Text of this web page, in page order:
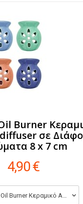
Burner
σε
8 x 7 cm
4,90 €
Ceramic Oil Burner Κεραμικό Αρωματοdiffuser σε Διάφορα Χρώματα 8 x 7 cm (4,90 €)